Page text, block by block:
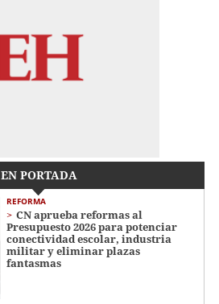
EN PORTADA
REFORMA
CN aprueba reformas al
Presupuesto 2026 para potenciar
conectividad escolar, industria
militar y eliminar plazas
fantasmas